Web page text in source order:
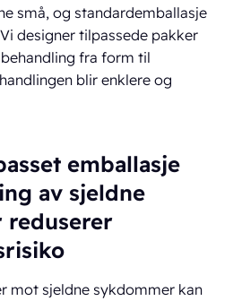
små, og standardemballasje
designer tilpassede pakker
fra form til
blir enklere og
emballasje
av sjeldne
reduserer
mot sjeldne sykdommer kan